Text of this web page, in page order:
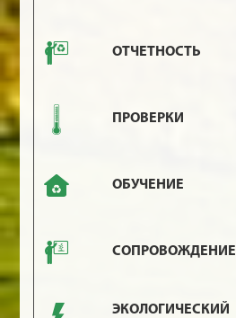
ОТЧЕТНОСТЬ
ПРОВЕРКИ
ОБУЧЕНИЕ
СОПРОВОЖДЕНИЕ
ЭКОЛОГИЧЕСКИЙ